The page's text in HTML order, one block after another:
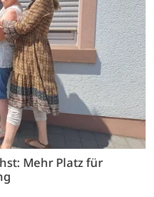
Mehr Platz für